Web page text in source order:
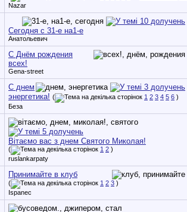
Nazar
Сегодня с 31-е на1-е
Анатольевич
С Днём рождения
всех!
Gena-street
С днем
энергетика! ( 1 2 3 4 5 6 )
Беза
Вітаємо вас з днем Святого Миколая!
( 1 2 )
ruslankarpaty
Принимайте в клуб
( 1 2 3 )
Ispanec